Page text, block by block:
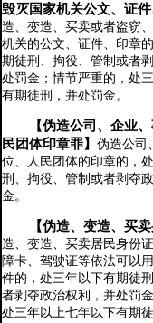
毁灭国家机关公文、证
造、变造、买卖或者盗窃
机关的公文、证件、印章
期徒刑、拘役、管制或者
处罚金；情节严重的，处
有期徒刑，并处罚金。
【伪造公司、企业
民团体印章罪】伪造公司
位、人民团体的印章的，
刑、拘役、管制或者剥夺
金。
【伪造、变造、买
造、变造、买卖居民身份
障卡、驾驶证等依法可以
件的，处三年以下有期徒
者剥夺政治权利，并处罚
处三年以上七年以下有期